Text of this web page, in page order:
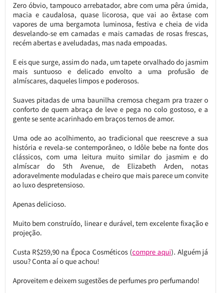
Zero óbvio, tampouco arrebatador, abre com uma pêra úmida,
macia e caudalosa, quase licorosa, que vai ao êxtase com
vapores de uma bergamota luminosa, festiva e cheia de vida
desvelando-se em camadas e mais camadas de rosas frescas,
recém abertas e aveludadas, mas nada empoadas.
E eis que surge, assim do nada, um tapete orvalhado do jasmim
mais suntuoso e delicado envolto a uma profusão de
almíscares, daqueles limpos e poderosos.
Suaves pitadas de uma baunilha cremosa chegam pra trazer o
conforto de quem abraça de leve e pega no colo gostoso, e a
gente se sente acarinhado em braços ternos de amor.
Uma ode ao acolhimento, ao tradicional que reescreve a sua
história e revela-se contemporâneo, o Idôle bebe na fonte dos
clássicos, com uma leitura muito similar do jasmim e do
almíscar do 5th Avenue, de Elizabeth Arden, notas
adoravelmente moduladas e cheiro que mais parece um convite
ao luxo despretensioso.
Apenas delicioso.
Muito bem construído, linear e durável, tem excelente fixação e
projeção.
Custa R$259,90 na Época Cosméticos (compre aqui). Alguém já
usou? Conta aí o que achou!
Aproveitem e deixem sugestões de perfumes pro perfumando!